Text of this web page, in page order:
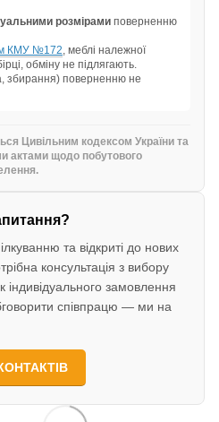
розмірами поверненню
КМУ №172, меблі належної
обміну не підлягають.
збирання) поверненню не
Цивільним кодексом України та
актами щодо побутового
та відкриті до нових
консультація з вибору
індивідуального замовлення
співпрацю — ми на